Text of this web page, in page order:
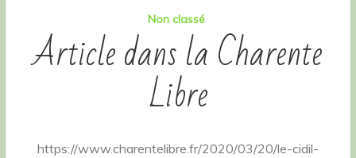
Non classé
Article dans la Charente
Libre
https://www.charentelibre.fr/2020/03/20/le-cidil-